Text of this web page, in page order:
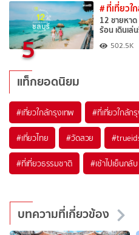
5
# ที่เที่ยวใ
12 ชายหาด
ร้อน เดินเล่
502.5K
แท็กยอดนิยม
#เที่ยวใกล้กรุงเทพ #ที่เที่ยวใกล้ก
#เที่ยวไทย #วัดสวย
#ที่เที่ยวธรรมชาติ #เช้าไปเย็นกลับ
บทความที่เกี่ยวข้อง